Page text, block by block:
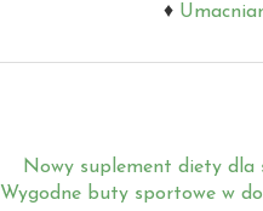
Nowy suplement diety dla
Wygodne buty sportowe w